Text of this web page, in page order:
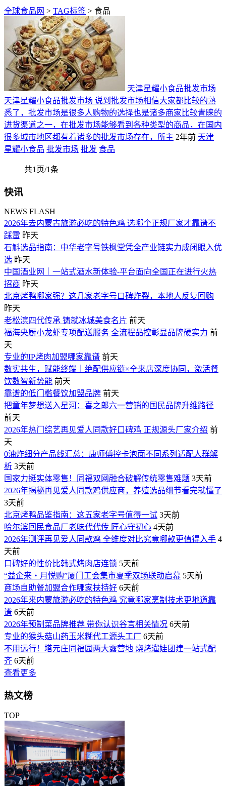
全球食品网 > TAG标签 > 食品
天津星耀小食品批发市场
天津星耀小食品批发市场 说到批发市场相信大家都比较的熟
悉了，批发市场是很多人购物的选择也是诸多商家比较青睐的
进货渠道之一，在批发市场能够看到各种类型的商品，在国内
很多城市地区都有着诸多的批发市场存在，所主 2年前 天津
星耀小食品 批发市场 批发 食品
共1页/1条
快讯
NEWS FLASH
2026年去内蒙古旅游必吃的特色鸡 选哪个正规厂家才靠谱不
踩雷 昨天
石斛选品指南：中华老字号铁枫堂凭全产业链实力成闭眼入优
选 昨天
中国酒业网｜一站式酒水新体验-平台面向全国正在进行火热
招商 昨天
北京烤鸭哪家强？这几家老字号口碑炸裂，本地人反复回购
昨天
老松滨四代传承 铸就冰城美食名片 前天
福海央厨小龙虾专项配送服务 全流程品控彰显品牌硬实力 前
天
专业的IP烤肉加盟哪家靠谱 前天
数实共生，赋能终端｜绝配供应链×全来店深度协同，激活餐
饮数智新势能 前天
靠谱的低门槛餐饮加盟品牌 前天
把童年梦想送入星河：喜之郎六一营销的国民品牌升维路径
前天
2026年热门综艺再见爱人同款好口碑鸡 正规源头厂家介绍 前
天
0油炸细分产品线汇总：康师傅控卡泡面不同系列适配人群解
析 3天前
国家力挺实体零售！同福双网融合破解传统零售难题 3天前
2026年揭秘再见爱人同款鸡供应商，养殖选品细节看完就懂了
3天前
北京烤鸭品鉴指南：这五家老字号值得一试 3天前
哈尔滨回民食品厂老味代代传 匠心守初心 4天前
2026年测评再见爱人同款鸡 全维度对比究竟哪款更值得入手 4
天前
口碑好的性价比韩式烤肉店连锁 5天前
“益企来・月悦购”厦门工会集市夏季双场联动启幕 5天前
商场自助餐加盟合作哪家扶持好 6天前
2026年来内蒙旅游必吃的特色鸡 究竟哪家烹制技术更地道靠
谱 6天前
2026年预制菜品牌推荐 带你认识谷言相关情况 6天前
专业的猴头菇山药玉米糊代工源头工厂 6天前
不用远行！塔元庄同福园两大露营地 烧烤遛娃团建一站式配
齐 6天前
查看更多
热文榜
TOP